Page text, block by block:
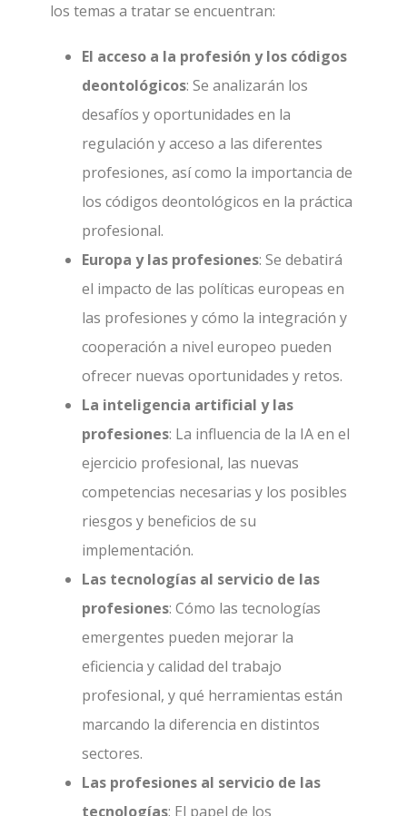
los temas a tratar se encuentran:
El acceso a la profesión y los códigos
deontológicos: Se analizarán los
desafíos y oportunidades en la
regulación y acceso a las diferentes
profesiones, así como la importancia de
los códigos deontológicos en la práctica
profesional.
Europa y las profesiones: Se debatirá
el impacto de las políticas europeas en
las profesiones y cómo la integración y
cooperación a nivel europeo pueden
ofrecer nuevas oportunidades y retos.
La inteligencia artificial y las
profesiones: La influencia de la IA en el
ejercicio profesional, las nuevas
competencias necesarias y los posibles
riesgos y beneficios de su
implementación.
Las tecnologías al servicio de las
profesiones: Cómo las tecnologías
emergentes pueden mejorar la
eficiencia y calidad del trabajo
profesional, y qué herramientas están
marcando la diferencia en distintos
sectores.
Las profesiones al servicio de las
tecnologías: El papel de los